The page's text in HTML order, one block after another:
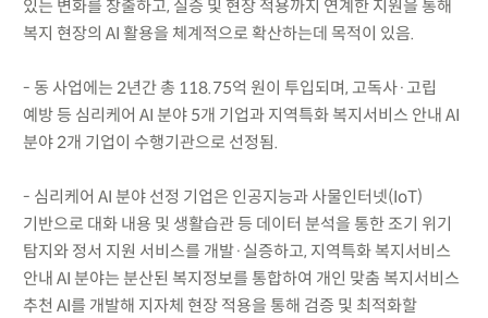
있는 변화를 창출하고, 실증 및 현장 적용까지 연계한 지원을 통해
복지 현장의 AI 활용을 체계적으로 확산하는데 목적이 있음.
- 동 사업에는 2년간 총 118.75억 원이 투입되며, 고독사·고립
예방 등 심리케어 AI 분야 5개 기업과 지역특화 복지서비스 안내 AI
분야 2개 기업이 수행기관으로 선정됨.
- 심리케어 AI 분야 선정 기업은 인공지능과 사물인터넷(IoT)
기반으로 대화 내용 및 생활습관 등 데이터 분석을 통한 조기 위기
탐지와 정서 지원 서비스를 개발·실증하고, 지역특화 복지서비스
안내 AI 분야는 분산된 복지정보를 통합하여 개인 맞춤 복지서비스
추천 AI를 개발해 지자체 현장 적용을 통해 검증 및 최적화할